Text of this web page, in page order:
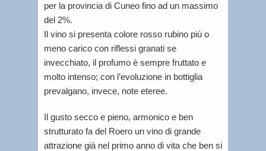
per la provincia di Cuneo fino ad un massimo
del 2%.
Il vino si presenta colore rosso rubino più o
meno carico con riflessi granati se
invecchiato, il profumo è sempre fruttato e
molto intenso; con l’evoluzione in bottiglia
prevalgano, invece, note eteree.
Il gusto secco e pieno, armonico e ben
strutturato fa del Roero un vino di grande
attrazione già nel primo anno di vita che ben si